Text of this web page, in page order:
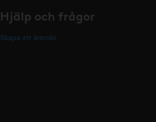
Hjälp och frågor
Skapa ett ärende